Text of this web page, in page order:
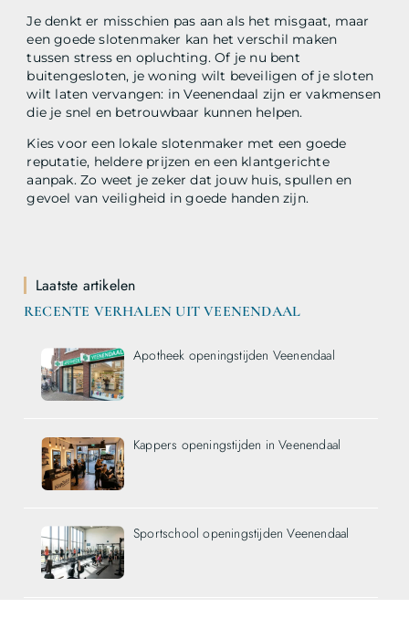
Je denkt er misschien pas aan als het misgaat, maar
een goede slotenmaker kan het verschil maken
tussen stress en opluchting. Of je nu bent
buitengesloten, je woning wilt beveiligen of je sloten
wilt laten vervangen: in Veenendaal zijn er vakmensen
die je snel en betrouwbaar kunnen helpen.
Kies voor een lokale slotenmaker met een goede
reputatie, heldere prijzen en een klantgerichte
aanpak. Zo weet je zeker dat jouw huis, spullen en
gevoel van veiligheid in goede handen zijn.
Laatste artikelen
RECENTE VERHALEN UIT VEENENDAAL
Apotheek openingstijden Veenendaal
Kappers openingstijden in Veenendaal
Sportschool openingstijden Veenendaal